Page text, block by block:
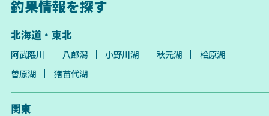
釣果情報を探す
北海道・東北
阿武隈川 八郎潟 小野川湖 秋元湖
桧原湖
曽原湖
猪苗代湖
関東